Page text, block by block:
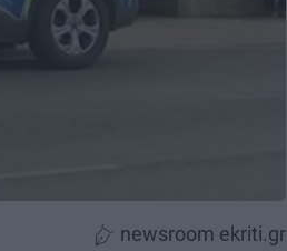
newsroom ekriti.gr